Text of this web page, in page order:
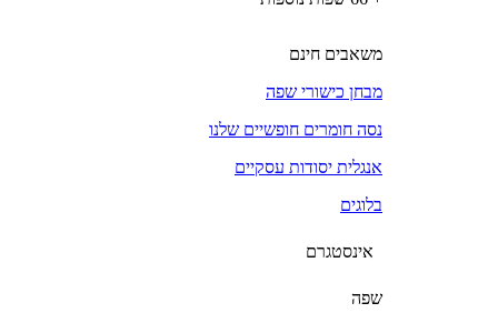
משאבים חינם
מבחן כישורי שפה
נסה חומרים חופשיים שלנו
אנגלית יסודות עסקיים
בלוגים
אינסטגרם
שפה